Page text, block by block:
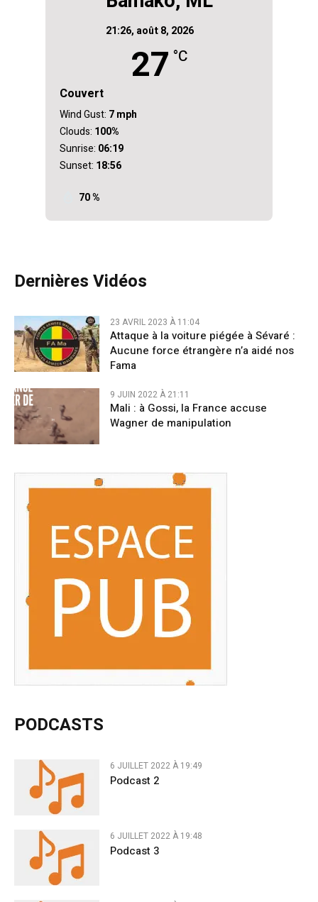
21:26, août 8, 2026
27 °C
Couvert
70 %
Wind Gust: 7 mph
Clouds: 100%
Sunrise: 06:19
Sunset: 18:56
Dernières Vidéos
23 AVRIL 2023 À 11:04
Attaque à la voiture piégée à Sévaré :
Aucune force étrangère n’a aidé nos
Fama
9 JUIN 2022 À 21:11
Mali : à Gossi, la France accuse
Wagner de manipulation
PODCASTS
6 JUILLET 2022 À 19:49
Podcast 2
6 JUILLET 2022 À 19:48
Podcast 3